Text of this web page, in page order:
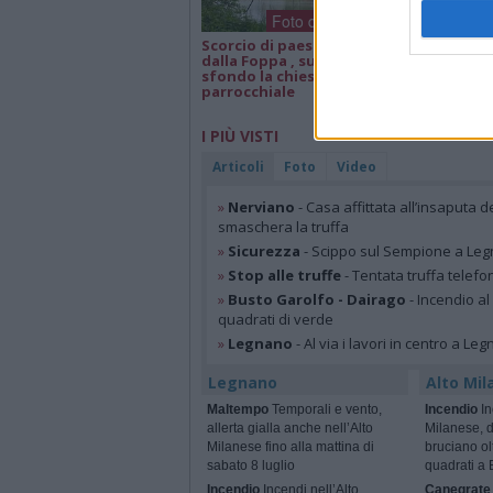
Foto dei lettori
Scorcio di paesaggio
dalla Foppa , sullo
sfondo la chiesa
parrocchiale
matrimonio,
I PIÙ VISTI
Articoli Foto Video
» Nerviano - Casa affittata all’insaputa
smaschera la truffa
» Sicurezza - Scippo sul Sempione a
» Stop alle truffe- Tentata truffa
» Busto Garolfo - Dairago - Incendio
quadrati di verde
» Legnano - Al via i lavori in centro a
Legnano
Maltempo Temporali e vento,
allerta gialla anche nell’Alto
Milanese fino alla mattina di
sabato 8 luglio
Alto
Incendio
Milanese,
bruciano
quadrati a